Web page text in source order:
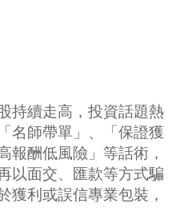
持續走高，投資話題熱
名師帶單」、「保證獲
報酬低風險」等話術，
以面交、匯款等方式騙
獲利或誤信專業包裝，